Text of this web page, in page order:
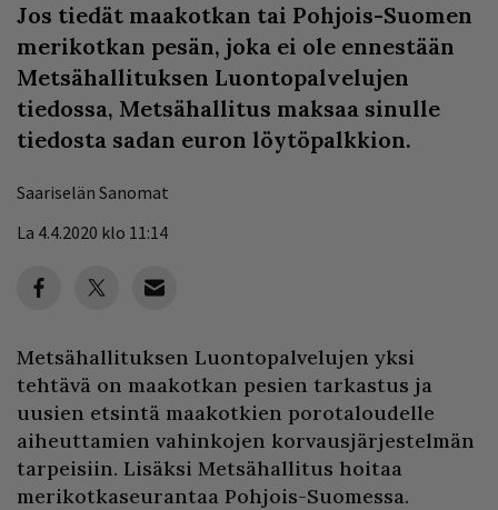
Jos tiedät maakotkan tai Pohjois-Suomen
merikotkan pesän, joka ei ole ennestään
Metsähallituksen Luontopalvelujen
tiedossa, Metsähallitus maksaa sinulle
tiedosta sadan euron löytöpalkkion.
Saariselän Sanomat
La 4.4.2020 klo 11:14
Metsähallituksen Luontopalvelujen yksi
tehtävä on maakotkan pesien tarkastus ja
uusien etsintä maakotkien porotaloudelle
aiheuttamien vahinkojen korvausjärjestelmän
tarpeisiin. Lisäksi Metsähallitus hoitaa
merikotkaseurantaa Pohjois-Suomessa.